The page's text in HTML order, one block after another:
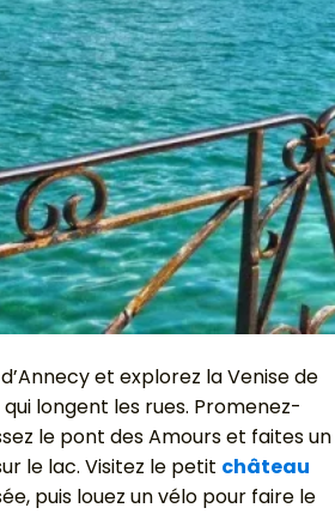
et explorez la Venise de
longent les rues. Promenez-
le pont des Amours et faites un
le lac. Visitez le petit château
puis louez un vélo pour faire le